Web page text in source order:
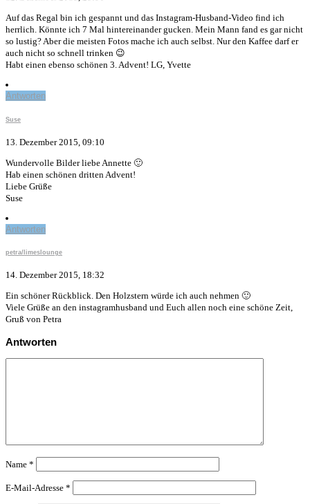
Auf das Regal bin ich gespannt und das Instagram-Husband-Video find ich
herrlich. Könnte ich 7 Mal hintereinander gucken. Mein Mann fand es gar nicht
so lustig? Aber die meisten Fotos mache ich auch selbst. Nur den Kaffee darf er
auch nicht so schnell trinken 😉
Habt einen ebenso schönen 3. Advent! LG, Yvette
Antworten
Suse
13. Dezember 2015, 09:10
Wundervolle Bilder liebe Annette 🙂
Hab einen schönen dritten Advent!
Liebe Grüße
Suse
Antworten
petra/limeslounge
14. Dezember 2015, 18:32
Ein schöner Rückblick. Den Holzstern würde ich auch nehmen 🙂
Viele Grüße an den instagramhusband und Euch allen noch eine schöne Zeit,
Gruß von Petra
Antworten
Name *
E-Mail-Adresse *